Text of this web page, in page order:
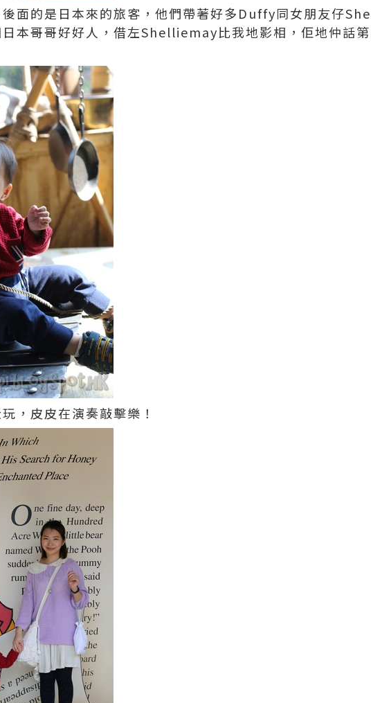
面的是日本來的旅客，他們帶著好多Duffy同女朋友仔
本哥哥好好人，借左Shelliemay比我地影相，佢地仲話
，皮皮在演奏敲擊樂！